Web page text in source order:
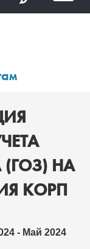
НА
КОРП
- Май 2024